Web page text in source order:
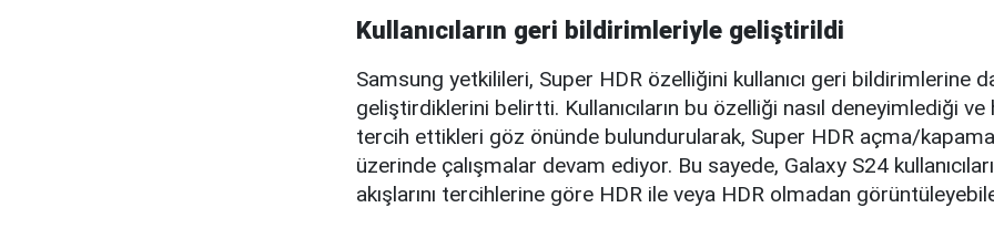
Kullanıcıların geri bildirimleriyle geliştirildi
Samsung yetkilileri, Super HDR özelliğini kullanıcı geri bildirimlerine
geliştirdiklerini belirtti. Kullanıcıların bu özelliği nasıl deneyimlediği ve
tercih ettikleri göz önünde bulundurularak, Super HDR açma/
üzerinde çalışmalar devam ediyor. Bu sayede, Galaxy S24
akışlarını tercihlerine göre HDR ile veya HDR olmadan